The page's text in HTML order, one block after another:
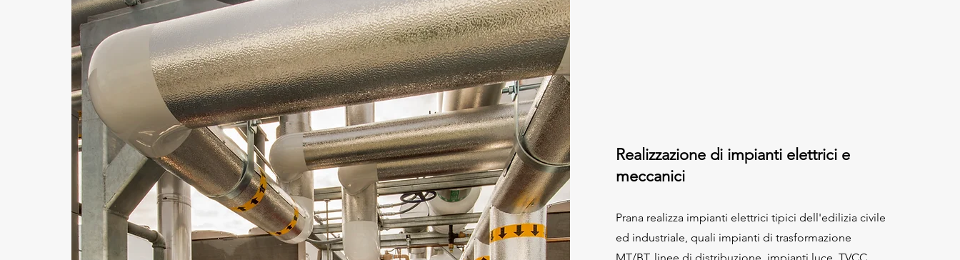
Realizzazione di impianti elettrici e
meccanici
Prana realizza impianti elettrici tipici dell'edilizia civile
ed industriale, quali impianti di trasformazione